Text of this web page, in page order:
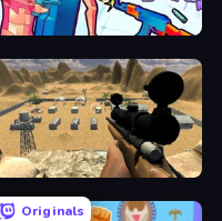
Time Shooter 3: SWAT
Ghost Sniper
Originals